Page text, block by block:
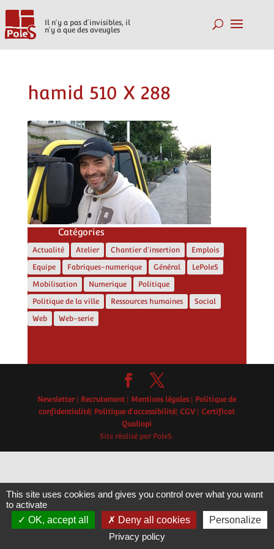
Il n'y a pas d'invisibles, il
n'y a que des aveugles
hamid 510 X 288
Catégories
Actualité Atelier Chantier d'insertion
Emplois
Equipe
Fabriques-numerique Général
LePoleS
Mobilisation
Numerique
Politique
Politique de la ville
Ressources humaines
Social
Web
Web-serie
Newsletter| Recrutement Mentions légales|
Politique de
confidentialité| Politique d'accessibilité|CGV|Certificat
Qualiopi
Site réalisé par PoleS.
This site uses cookies and gives you control over what you want
to activate
OK, accept all
Deny all cookies
Personalize
Privacy policy